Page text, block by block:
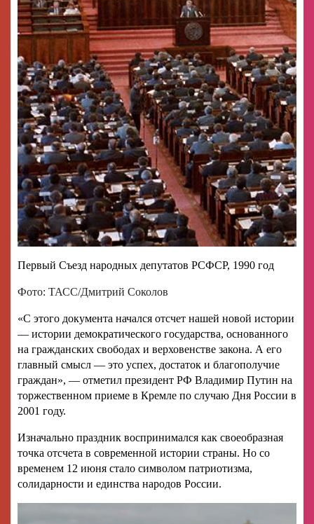
Первый Съезд народных депутатов РСФСР, 1990 год
Фото: ТАСС/Дмитрий Соколов
«С этого документа начался отсчет нашей новой истории
— истории демократического государства, основанного
на гражданских свободах и верховенстве закона. А его
главный смысл — это успех, достаток и благополучие
граждан», — отметил президент РФ Владимир Путин на
торжественном приеме в Кремле по случаю Дня России в
2001 году.
Изначально праздник воспринимался как своеобразная
точка отсчета в современной истории страны. Но со
временем 12 июня стало символом патриотизма,
солидарности и единства народов России.